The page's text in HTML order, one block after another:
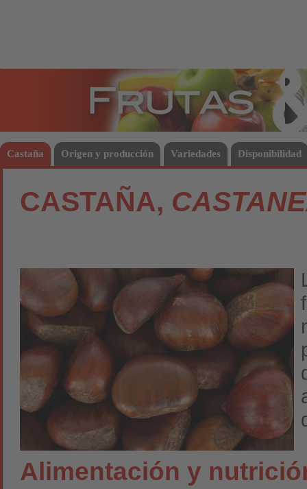
Castaña Origen y producción Variedades Disponibilidad
CASTAÑA,
Alimentación y